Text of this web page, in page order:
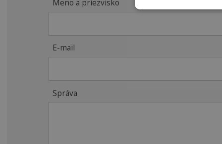
Meno a priezvisko
E-mail
Správa